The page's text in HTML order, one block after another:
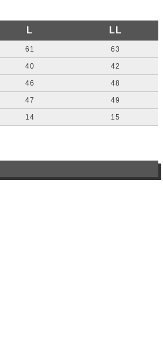
L LL
61 63
40 42
46 48
47 49
14 15